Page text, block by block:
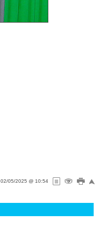
02/05/2025 @ 10:54